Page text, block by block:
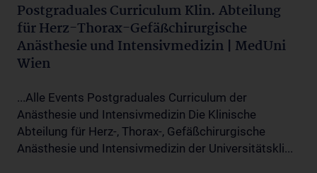
Postgraduales Curriculum Klin. Abteilung
für Herz-Thorax-Gefäßchirurgische
Anästhesie und Intensivmedizin | MedUni
Wien
...Alle Events Postgraduales Curriculum der
Anästhesie und Intensivmedizin Die Klinische
Abteilung für Herz-, Thorax-, Gefäßchirurgische
Anästhesie und Intensivmedizin der Universitätskli...